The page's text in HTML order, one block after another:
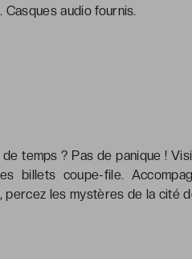
audio fournis.
temps ? Pas de panique !
billets coupe-file.
les mystères de la cité